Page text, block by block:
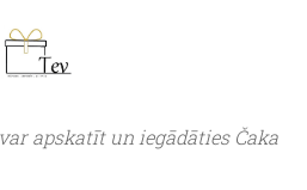
apskatīt un iegādāties Čaka